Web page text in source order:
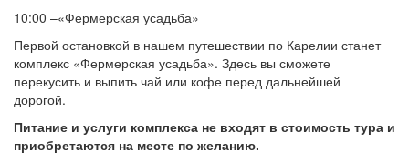
10:00 –«Фермерская усадьба»
Первой остановкой в нашем путешествии по Карелии станет
комплекс «Фермерская усадьба». Здесь вы сможете
перекусить и выпить чай или кофе перед дальнейшей
дорогой.
Питание и услуги комплекса не входят в стоимость тура и
приобретаются на месте по желанию.